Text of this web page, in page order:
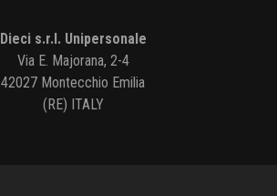
Dieci s.r.l. Unipersonale
Via E. Majorana, 2-4
42027 Montecchio Emilia
(RE) ITALY